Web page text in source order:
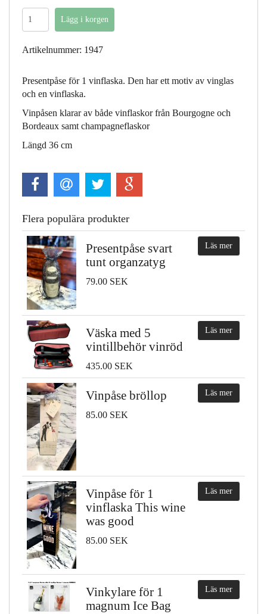
Artikelnummer: 1947
Presentpåse för 1 vinflaska. Den har ett motiv av vinglas
och en vinflaska.
Vinpåsen klarar av både vinflaskor från Bourgogne och
Bordeaux samt champagneflaskor
Längd 36 cm
Flera populära produkter
Presentpåse svart
tunt organzatyg
79.00 SEK
Läs mer
Väska med 5
vintillbehör vinröd
435.00 SEK
Läs mer
Vinpåse bröllop
85.00 SEK
Läs mer
Vinpåse för 1
vinflaska This wine
was good
85.00 SEK
Läs mer
Vinkylare för 1
magnum Ice Bag
Läs mer